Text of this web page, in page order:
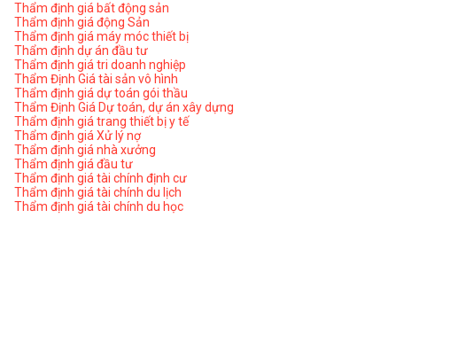
Thẩm định giá bất động sản
Thẩm định giá động Sản
Thẩm định giá máy móc thiết bị
Thẩm định dự án đầu tư
Thẩm định giá tri doanh nghiệp
Thẩm Định Giá tài sản vô hình
Thẩm định giá dự toán gói thầu
Thẩm Định Giá Dự toán, dự án xây dựng
Thẩm định giá trang thiết bị y tế
Thẩm định giá Xử lý nợ
Thẩm định giá nhà xưởng
Thẩm định giá đầu tư
Thẩm định giá tài chính định cư
Thẩm định giá tài chính du lịch
Thẩm định giá tài chính du học